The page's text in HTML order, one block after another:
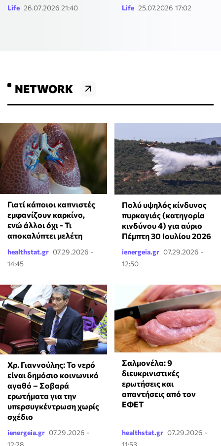
Life 26.07.2026 21:40 Life 25.07.2026 17:02
NETWORK
Γιατί κάποιοι καπνιστές
εμφανίζουν καρκίνο,
ενώ άλλοι όχι - Τι
αποκαλύπτει μελέτη
healthstat.gr 07.29.2026 -
14:45
Πολύ υψηλός κίνδυνος
πυρκαγιάς (κατηγορία
κινδύνου 4) για αύριο
Πέμπτη 30 Ιουλίου 2026
ienergeia.gr 07.29.2026 -
12:50
Χρ. Γιαννούλης: Το νερό
είναι δημόσιο κοινωνικό
αγαθό – Σοβαρά
ερωτήματα για την
υπερσυγκέντρωση χωρίς
σχέδιο
ienergeia.gr 07.29.2026 -
12:28
Σαλμονέλα: 9
διευκρινιστικές
ερωτήσεις και
απαντήσεις από τον
ΕΦΕΤ
healthstat.gr 07.29.2026 -
11:53